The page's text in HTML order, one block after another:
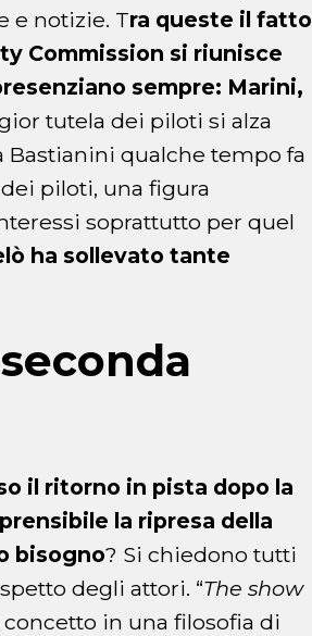
e notizie. Tra queste il fatto
Commission si riunisce
sempre: Marini,
tutela dei piloti si alza
Bastianini qualche tempo fa
piloti, una figura
soprattutto per quel
ha sollevato tante
il ritorno in pista dopo la
la ripresa della
bisogno? Si chiedono tutti
degli attori. “The show
in una filosofia di